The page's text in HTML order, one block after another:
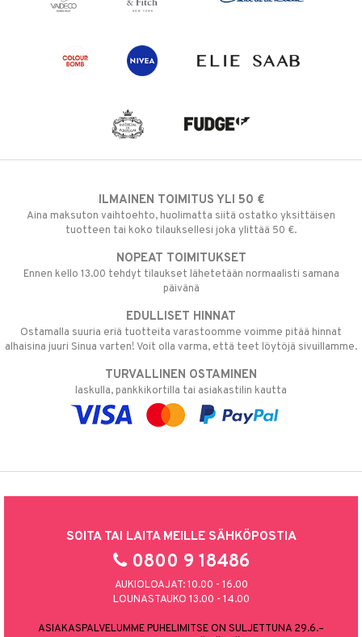
ILMAINEN TOIMITUS YLI 50 €
Aina maksuton vaihtoehto, huolimatta siitä ostatko yksittäisen
tuotteen tai koko tilauksellesi joka ylittää 50 €.
NOPEAT TOIMITUKSET
Ennen kello 13.00 tehdyt tilaukset lähetetään normaalisti samana
päivänä
EDULLISET HINNAT
Ostamalla suuria eriä tuotteita varastoomme voimme pitää hinnat
alhaisina juuri Sinua varten! Voit olla varma, että teet löytöjä sivuillamme.
TURVALLINEN OSTAMINEN
laskulla, pankkikortilla tai asiakastilin kautta
SOITA TAI LAITA MEILLE SÄHKÖPOSTIA
0800 9 18486
AUKIOLOAJAT: 10.00 - 16.00
LOUNASTAUKO 13.00 - 14.00
ASIAKASPALVELUMME PUHELIMITSE ON SULJETTUNA 29.6.–